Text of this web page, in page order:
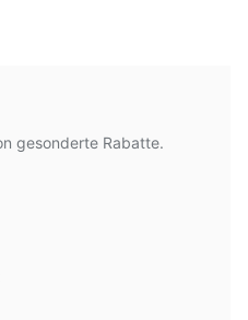
gesonderte Rabatte.